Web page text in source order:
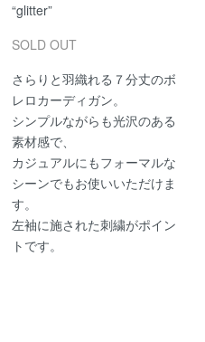
“glitter”
SOLD OUT
さらりと羽織れる７分丈のボ
レロカーディガン。
シンプルながらも光沢のある
素材感で、
カジュアルにもフォーマルな
シーンでもお使いいただけま
す。
左袖に施された刺繍がポイン
トです。